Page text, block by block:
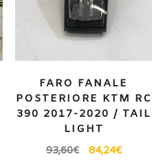
FARO FANALE
POSTERIORE KTM RC
390 2017-2020 / TAIL
LIGHT
93,60€ 84,24€